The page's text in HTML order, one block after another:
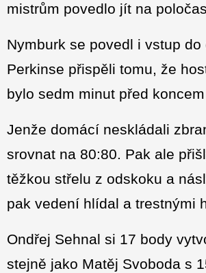
mistrům povedlo jít na
Nymburk se povedl i vstup
Perkinse přispěli tomu, že
bylo sedm minut před
Jenže domácí neskládali
srovnat na 80:80. Pak ale
těžkou střelu z odskoku a
pak vedení hlídal a trestnými
Ondřej Sehnal si 17 body
stejně jako Matěj Svoboda s